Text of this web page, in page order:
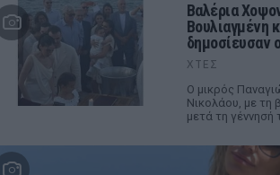
Βαλέρια
Βουλιαγμένη
δημοσίευσαν
ΧΤΕΣ
Ο μικρός
Νικολάου, με τη
μετά τη γέννησή